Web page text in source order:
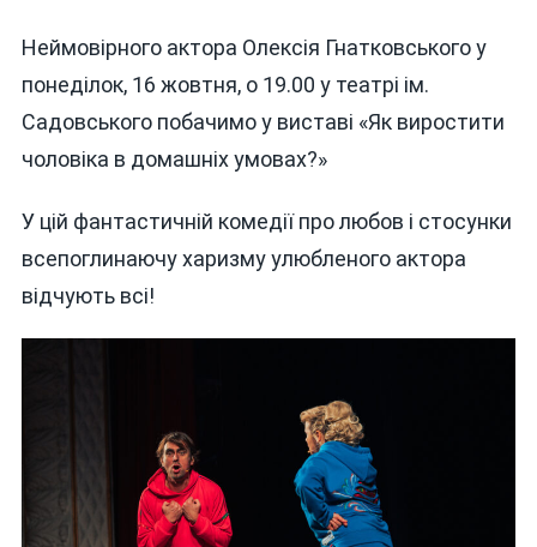
ЖОВТНЯ
Неймовірного актора Олексія Гнатковського у
понеділок, 16 жовтня, о 19.00 у театрі ім.
Садовського побачимо у виставі «Як виростити
чоловіка в домашніх умовах?»
У цій фантастичній комедії про любов і стосунки
всепоглинаючу харизму улюбленого актора
відчують всі!